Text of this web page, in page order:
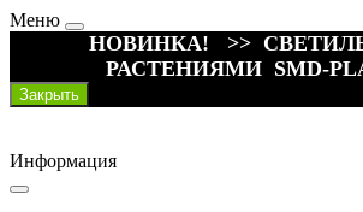
Меню
НОВИНКА! >>
РАСТЕНИЯМИ SMD-
Закрыть
Информация